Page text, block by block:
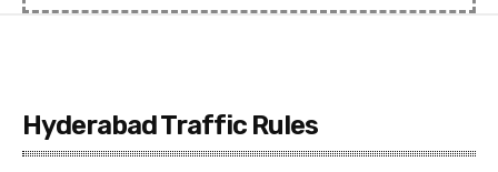
Hyderabad Traffic Rules